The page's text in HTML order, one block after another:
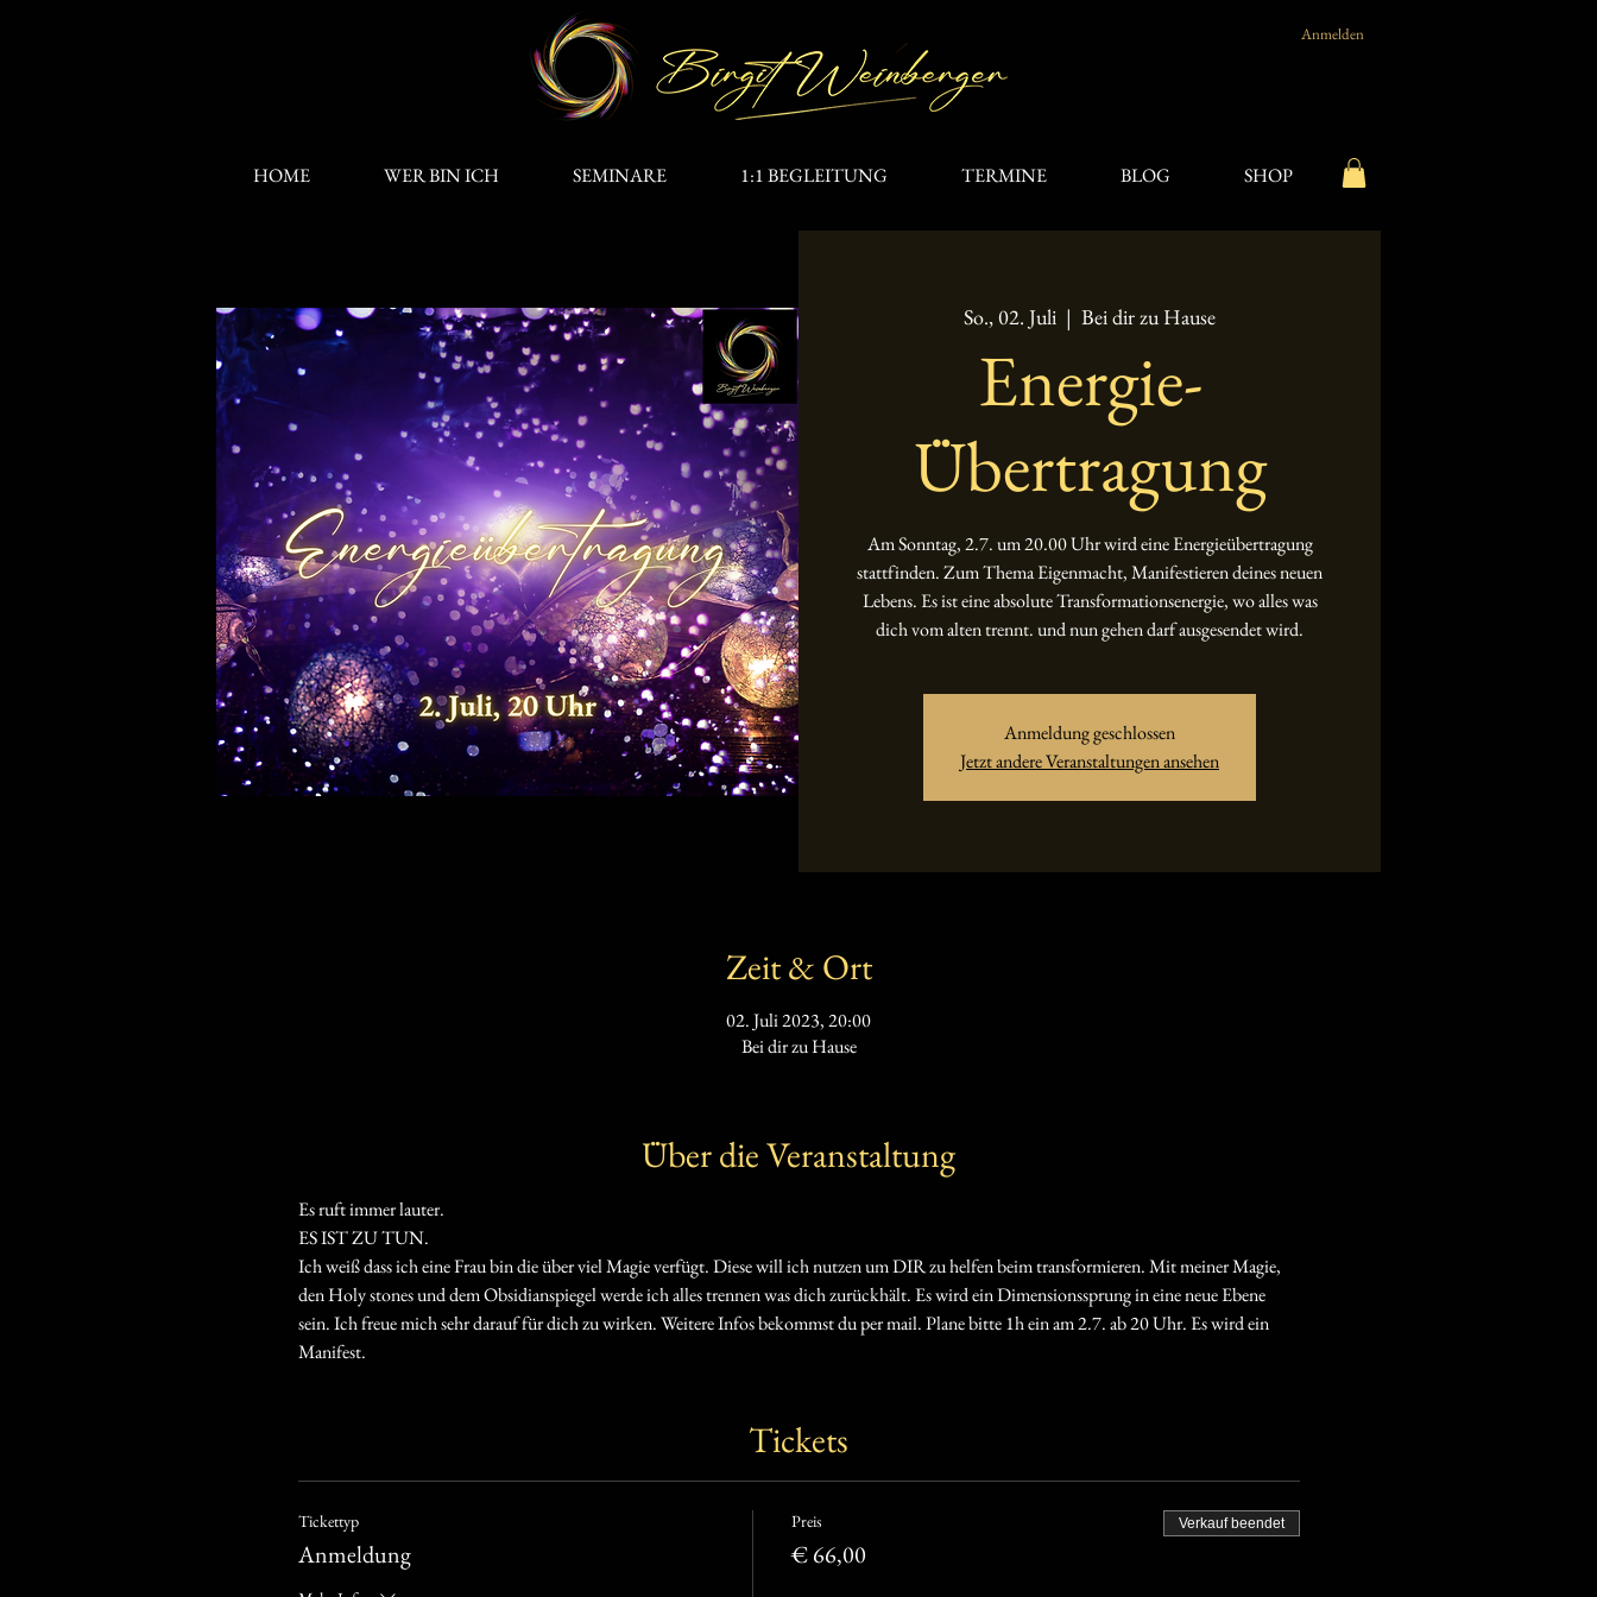
Anmelden
HOME WER BIN ICH SEMINARE 1:1 BEGLEITUNG TERMINE BLOG SHOP
So., 02. Juli
  |
Bei dir zu Hause
Energie-
Übertragung
Am Sonntag, 2.7. um 20.00 Uhr wird eine Energieübertragung
stattfinden. Zum Thema Eigenmacht, Manifestieren deines neuen
Lebens. Es ist eine absolute Transformationsenergie, wo alles was
dich vom alten trennt. und nun gehen darf ausgesendet wird.
Anmeldung geschlossen
Jetzt andere Veranstaltungen ansehen
Zeit & Ort
02. Juli 2023, 20:00
Bei dir zu Hause
Über die Veranstaltung
Es ruft immer lauter.
ES IST ZU TUN.
Ich weiß dass ich eine Frau bin die über viel Magie verfügt. Diese will ich nutzen um DIR zu helfen beim transformieren. Mit meiner Magie,
den Holy stones und dem Obsidianspiegel werde ich alles trennen was dich zurückhält. Es wird ein Dimensionssprung in eine neue Ebene
sein. Ich freue mich sehr darauf für dich zu wirken. Weitere Infos bekommst du per mail. Plane bitte 1h ein am 2.7. ab 20 Uhr. Es wird ein
Manifest.
Tickets
Tickettyp
Anmeldung
Preis
€ 66,00
Verkauf beendet